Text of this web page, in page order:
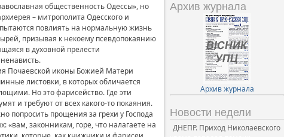
общественность Одессы», но
– митрополита Одесского и
повлиять на нормальную жизнь
призывая к некоему псевдопокаянию
в духовной прелести
Почаевской иконы Божией Матери
листовки, в которых обличается
Но это фарисейство. Где эти
и требуют от всех какого-то покаяния.
попросить прощения за грехи у Господа
«вам, законникам, горе, что налагаете на
Архив журнала
Архив журнала
Новости недели
ДНЕПР. Приход Николаевского